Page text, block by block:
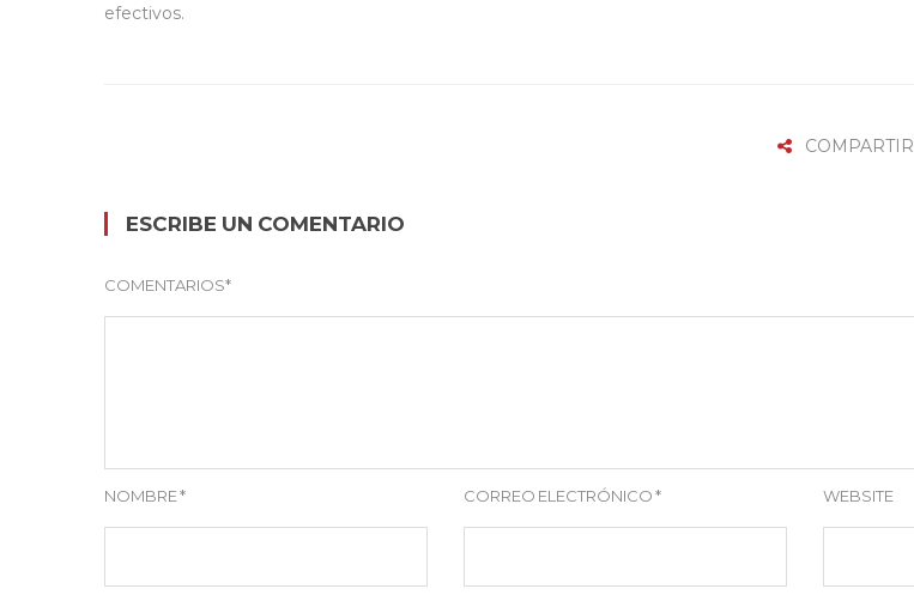
efectivos.
COMPARTIR
ESCRIBE UN COMENTARIO
COMENTARIOS*
NOMBRE* CORREO ELECTRÓNICO* WEBSITE